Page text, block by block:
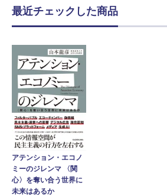
最近チェックした商品
アテンション・エコノ
ミーのジレンマ 〈関
心〉を奪い合う世界に
未来はあるか